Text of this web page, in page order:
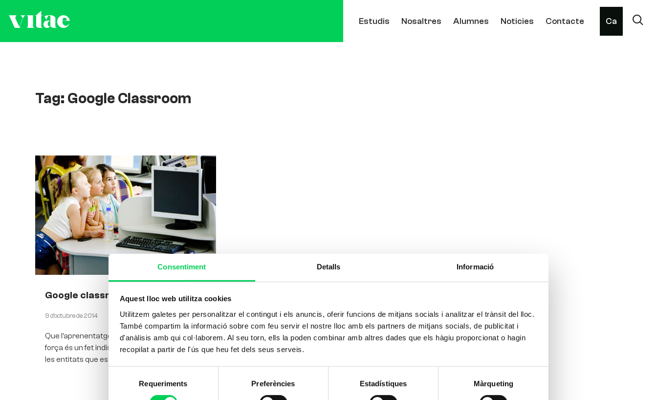
Consentiment Detalls Informació
Aquest lloc web utilitza cookies
Utilitzem galetes per personalitzar el contingut i els anuncis, oferir funcions de mitjans socials i analitzar el trànsit del lloc.
També compartim la informació sobre com feu servir el nostre lloc amb els partners de mitjans socials, de publicitat i
d'anàlisis amb qui col·laborem. Al seu torn, ells la poden combinar amb altres dades que els hàgiu proporcionat o hagin
recopilat a partir de l'ús que heu fet dels seus serveis.
consentiment
Requeriments Preferències Estadístiques Màrqueting
Estudis Nosaltres Alumnes Noticies Contacte Ca
Tag: Google Classroom
Google classroom
9 d'octubre de 2014
Que l’aprenentatge en línia pren cada cop més
força és un fet indiscutible. Cada cop són més
les entitats que es sumen a l’eLearning, i